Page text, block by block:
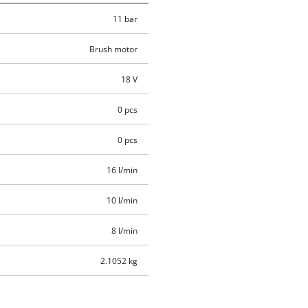
11 bar
Brush motor
18 V
0 pcs
0 pcs
16 l/min
10 l/min
8 l/min
2.1052 kg